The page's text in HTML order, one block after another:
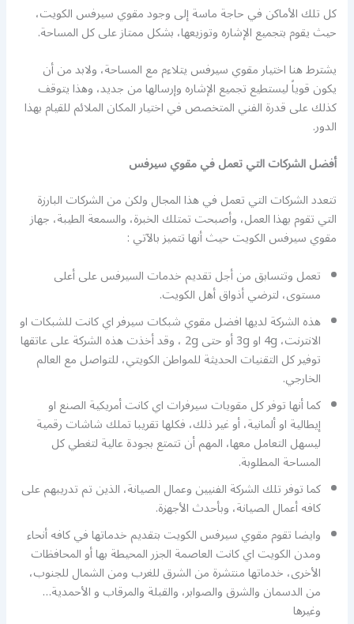
كل تلك الأماكن في حاجة ماسة إلى وجود مقوي سيرفس الكويت،
حيث يقوم بتجميع الإشاره وتوزيعها، بشكل ممتاز على كل المساحة.
يشترط هنا اختيار مقوي سيرفس يتلاءم مع المساحة، ولابد من أن
يكون قوياً ليستطيع تجميع الإشاره وإرسالها من جديد، وهذا يتوقف
كذلك على قدرة الفني المتخصص في اختيار المكان الملائم للقيام بهذا
الدور.
أفضل الشركات التي تعمل في مقوي سيرفس
تتعدد الشركات التي تعمل في هذا المجال ولكن من الشركات البارزة
التي تقوم بهذا العمل، وأصبحت تمتلك الخبرة، والسمعة الطيبة، جهاز
مقوي سيرفس الكويت حيث أنها تتميز بالآتي :
تعمل وتتسابق من أجل تقديم خدمات السيرفس على أعلى
مستوى، لترضي أذواق أهل الكويت.
هذه الشركة لديها افضل مقوي شبكات سيرفر اي كانت للشبكات او
الانترنت، 4g او 3g أو حتى 2g ، وقد أخذت هذه الشركة على عاتقها
توفير كل التقنيات الحديثة للمواطن الكويتي، للتواصل مع العالم
الخارجي.
كما أنها توفر كل مقويات سيرفرات اي كانت أمريكية الصنع او
إيطالية او ألمانية، أو غير ذلك، فكلها تقريبا تملك شاشات رقمية
ليسهل التعامل معها، المهم أن تتمتع بجودة عالية لتغطي كل
المساحة المطلوبة.
كما توفر تلك الشركة الفنيين وعمال الصيانة، الذين تم تدريبهم على
كافه أعمال الصيانة، وبأحدث الأجهزة.
وايضا تقوم مقوي سيرفس الكويت بتقديم خدماتها في كافه أنحاء
ومدن الكويت اي كانت العاصمة الجزر المحيطة بها أو المحافظات
الأخرى، خدماتها منتشرة من الشرق للغرب ومن الشمال للجنوب،
من الدسمان والشرق والصوابر، والقبلة والمرقاب و الأحمدية…
وغيرها